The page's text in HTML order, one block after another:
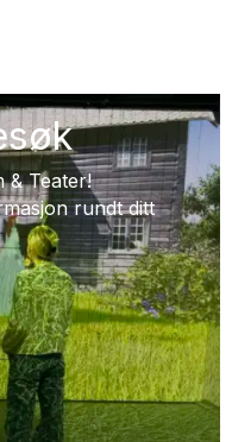
& Teater!
rundt ditt